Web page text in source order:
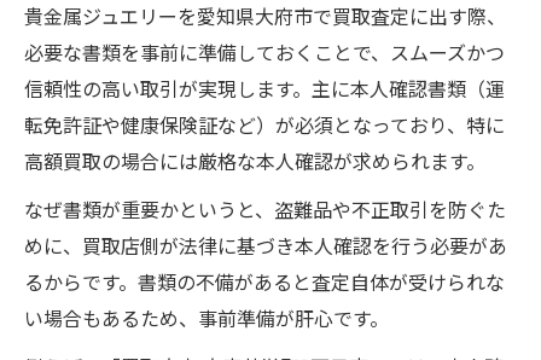
貴金属ジュエリーを愛知県大府市で買取査定に出す際、
必要な書類を事前に準備しておくことで、スムーズかつ
信頼性の高い取引が実現します。主に本人確認書類（運
転免許証や健康保険証など）が必須となっており、特に
高額買取の場合には厳格な本人確認が求められます。
なぜ書類が重要かというと、盗難品や不正取引を防ぐた
めに、買取店側が法律に基づき本人確認を行う必要があ
るからです。書類の不備があると査定自体が受けられな
い場合もあるため、事前準備が肝心です。